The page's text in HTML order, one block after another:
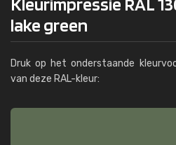
lake green
Druk op het onderstaande
van deze RAL-kleur: